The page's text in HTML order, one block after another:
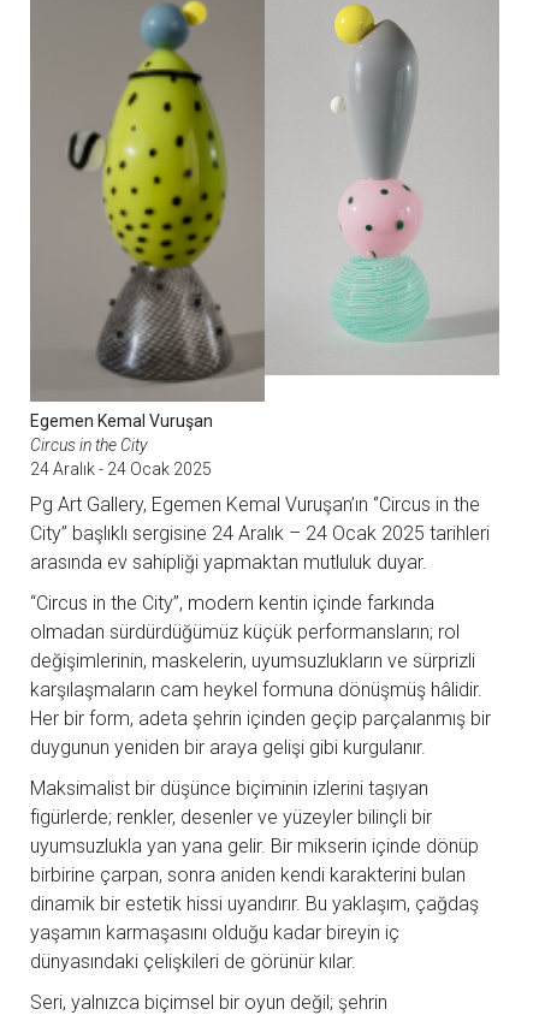
Egemen Kemal Vuruşan
Circus in the City
24 Aralık - 24 Ocak 2025
Pg Art Gallery, Egemen Kemal Vuruşan’ın ‘’Circus in the
City’’ başlıklı sergisine 24 Aralık – 24 Ocak 2025 tarihleri
arasında ev sahipliği yapmaktan mutluluk duyar.
“Circus in the City”, modern kentin içinde farkında
olmadan sürdürdüğümüz küçük performansların; rol
değişimlerinin, maskelerin, uyumsuzlukların ve sürprizli
karşılaşmaların cam heykel formuna dönüşmüş hâlidir.
Her bir form, adeta şehrin içinden geçip parçalanmış bir
duygunun yeniden bir araya gelişi gibi kurgulanır.
Maksimalist bir düşünce biçiminin izlerini taşıyan
figürlerde; renkler, desenler ve yüzeyler bilinçli bir
uyumsuzlukla yan yana gelir. Bir mikserin içinde dönüp
birbirine çarpan, sonra aniden kendi karakterini bulan
dinamik bir estetik hissi uyandırır. Bu yaklaşım, çağdaş
yaşamın karmaşasını olduğu kadar bireyin iç
dünyasındaki çelişkileri de görünür kılar.
Seri, yalnızca biçimsel bir oyun değil; şehrin